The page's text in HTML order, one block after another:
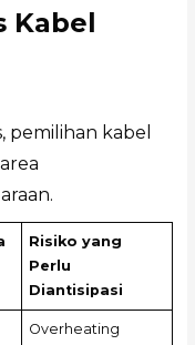
Kabel
pemilihan kabel
Risiko yang
Perlu
Diantisipasi
Overheating